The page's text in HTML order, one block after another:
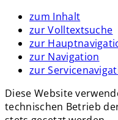
zum Inhalt
zur Volltextsuche
zur
zur Navigation
zur
Diese Website
technischen Betrieb